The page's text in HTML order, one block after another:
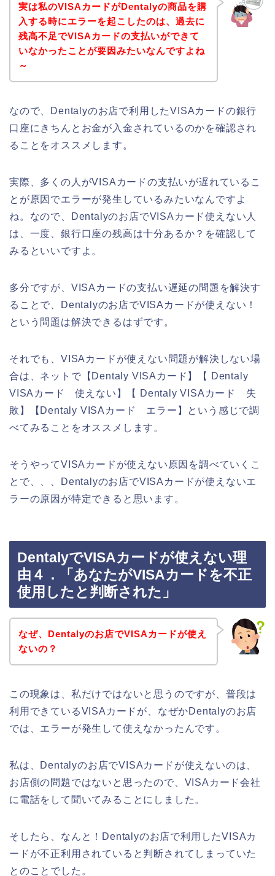
実は私のVISAカードがDentalyの商品を購
入する時にエラーを起こしたのは、過去に
残高不足でVISAカードの支払いができて
いなかったことが要因みたいなんですよね
～
なので、Dentalyのお店で利用したVISAカードの銀行
口座にきちんとお金が入金されているのかを確認され
ることをオススメします。
実際、多くの人がVISAカードの支払いが遅れているこ
とが原因でエラーが発生しているみたいなんですよ
ね。なので、Dentalyのお店でVISAカード使えない人
は、一度、銀行口座の残高は十分あるか？を確認して
みるといいですよ。
多分ですが、VISAカードの支払い遅延の問題を解決す
ることで、Dentalyのお店でVISAカードが使えない！
という問題は解決できるはずです。
それでも、VISAカードが使えない問題が解決しない場
合は、ネットで【Dentaly VISAカード】【 Dentaly
VISAカード 使えない】【 Dentaly VISAカード 失
敗】【Dentaly VISAカード エラー】という感じで調
べてみることをオススメします。
そうやってVISAカードが使えない原因を調べていくこ
とで、、、Dentalyのお店でVISAカードが使えないエ
ラーの原因が特定できると思います。
DentalyでVISAカードが使えない理
由４．「あなたがVISAカードを不正
使用したと判断された」
なぜ、Dentalyのお店でVISAカードが使え
ないの？
この現象は、私だけではないと思うのですが、普段は
利用できているVISAカードが、なぜかDentalyのお店
では、エラーが発生して使えなかったんです。
私は、Dentalyのお店でVISAカードが使えないのは、
お店側の問題ではないと思ったので、VISAカード会社
に電話をして聞いてみることにしました。
そしたら、なんと！Dentalyのお店で利用したVISAカ
ードが不正利用されていると判断されてしまっていた
とのことでした。